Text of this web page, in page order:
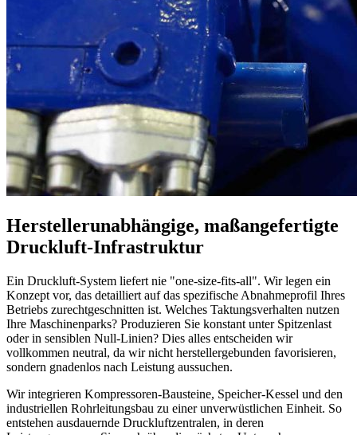
Herstellerunabhängige, maßangefertigte
Druckluft-Infrastruktur
Ein Druckluft-System liefert nie "one-size-fits-all". Wir legen ein
Konzept vor, das detailliert auf das spezifische Abnahmeprofil Ihres
Betriebs zurechtgeschnitten ist. Welches Taktungsverhalten nutzen
Ihre Maschinenparks? Produzieren Sie konstant unter Spitzenlast
oder in sensiblen Null-Linien? Dies alles entscheiden wir
vollkommen neutral, da wir nicht herstellergebunden favorisieren,
sondern gnadenlos nach Leistung aussuchen.
Wir integrieren Kompressoren-Bausteine, Speicher-Kessel und den
industriellen Rohrleitungsbau zu einer unverwüstlichen Einheit. So
entstehen ausdauernde Druckluftzentralen, in deren